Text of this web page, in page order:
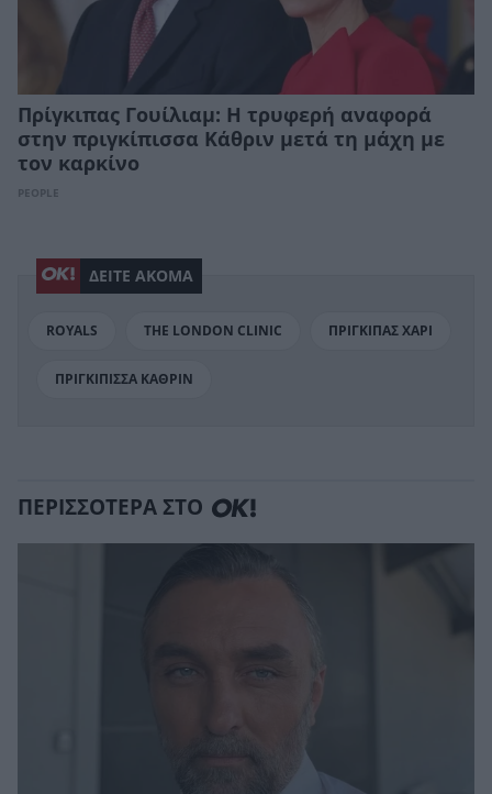
Πρίγκιπας Γουίλιαμ: Η τρυφερή αναφορά
στην πριγκίπισσα Κάθριν μετά τη μάχη με
τον καρκίνο
PEOPLE
ΔΕΙΤΕ ΑΚΟΜΑ
ROYALS THE LONDON CLINIC ΠΡΙΓΚΙΠΑΣ ΧΑΡΙ
ΠΡΙΓΚΙΠΙΣΣΑ ΚΑΘΡΙΝ
ΠΕΡΙΣΣΟΤΕΡΑ ΣΤΟ